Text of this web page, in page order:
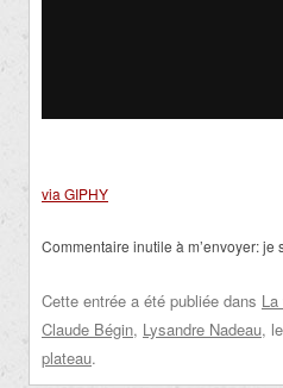
via GIPHY
Commentaire inutile à m’envoyer: je
Cette entrée a été publiée dans
Claude Bégin, Lysandre Nadeau, le
plateau.